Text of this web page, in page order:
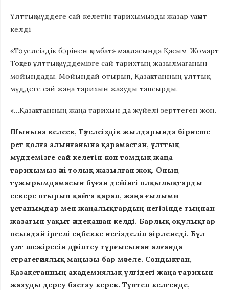
Ұлттық мүддеге сай келетін тарихымызды жазар уақыт
келді
«Тәуелсіздік бәрінен қымбат» мақаласында Қасым-Жомарт
Тоқаев ұлттық мүддемізге сай тарихтың жазылмағанын
мойындады. Мойындай отырып, Қазақстанның ұлттық
мүддеге сай жаңа тарихын жазуды тапсырды.
«…Қазақстанның жаңа тарихын да жүйелі зерттеген жөн.
Шынына келсек, Тәуелсіздік жылдарында бірнеше
рет қолға алынғанына қарамастан, ұлттық
мүддемізге сай келетін көп томдық жаңа
тарихымыз әлі толық жазылған жоқ. Оның
тұжырымдамасын бұған дейінгі олқылықтарды
ескере отырып қайта қарап, жаңа ғылыми
ұстанымдар мен жаңалықтардың негізінде тыңнан
жазатын уақыт әлдеқашан келді. Барлық оқулықтар
осындай іргелі еңбекке негізделіп әзірленеді. Бұл –
ұлт шежіресін дәріптеу тұрғысынан алғанда
стратегиялық маңызы бар мәселе. Сондықтан,
Қазақстанның академиялық үлгідегі жаңа тарихын
жазуды дереу бастау керек. Түптеп келгенде,